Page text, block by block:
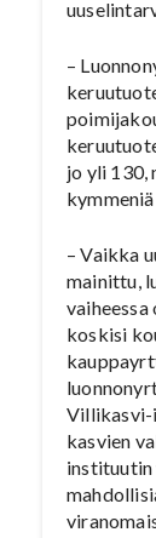
–
jo yli 130,
– Vaikka
mainittu,
koskisi
Villikasvi-
kasvien